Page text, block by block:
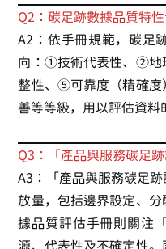
Q2：碳足跡數據品質特
A2：依手冊規範，碳足
向：①技術代表性、②地
整性、⑤可靠度（精確度
善等等級，用以評估資料
Q3：「產品與服務碳足
A3：「產品與服務碳足
放量，包括邊界設定、
據品質評估手冊則關注
源、代表性及不確定性